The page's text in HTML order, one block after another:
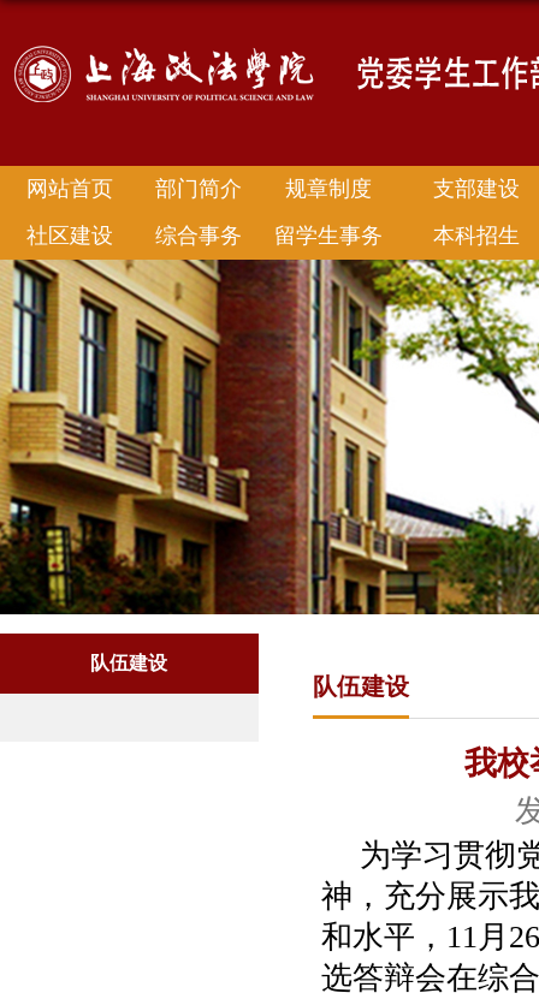
网站首页 部门简介 规章制度
支部建设
社区建设
综合事务 留学生事务 本科招生
队伍建设
队伍建设
我校
为学习贯彻
神，充分展示
和水平， 11月 26
选答辩会在综